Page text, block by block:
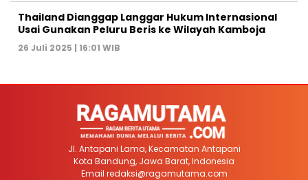
Thailand Dianggap Langgar Hukum Internasional
Usai Gunakan Peluru Beris ke Wilayah Kamboja
26 Juli 2025 | 16:01 WIB
Jl. Antapani Lama, Kecamatan Antapani
Kota Bandung, Jawa Barat, Indonesia
Email redaksi@ragamutama.com